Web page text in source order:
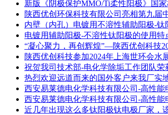
新版《阴极保护MMO/Ti柔性阳极》国
陕西优创环保科技有限公司亮相第九届
内壁（内孔）电镀用不溶性辅助阳极-钛
电镀用辅助阳极-不溶性钛阳极的使用特
“凝心聚力，再创辉煌”—陕西优创科技
陕西优创科技参加2024年上海世环会水
祝贺我司技术部-电化学除垢工作团队荣
热烈欢迎远道而来的国外客户来我厂实
西安易莱德电化学科技有限公司-高性
西安易莱德电化学科技有限公司-高性
近几年出现这么多钛阳极钛电极厂家，